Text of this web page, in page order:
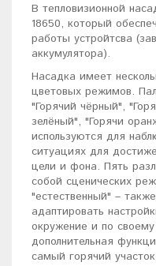
В тепловизионной
18650, который
работы устройтсва
аккумулятора).
Насадка имеет
цветовых режимов.
"Горячий чёрный",
зелёный", "Горячи
используются для
ситуациях для
цели и фона. Пять
собой сценических
"естественный" –
адаптировать
окружение и по
дополнительная
самый горячий